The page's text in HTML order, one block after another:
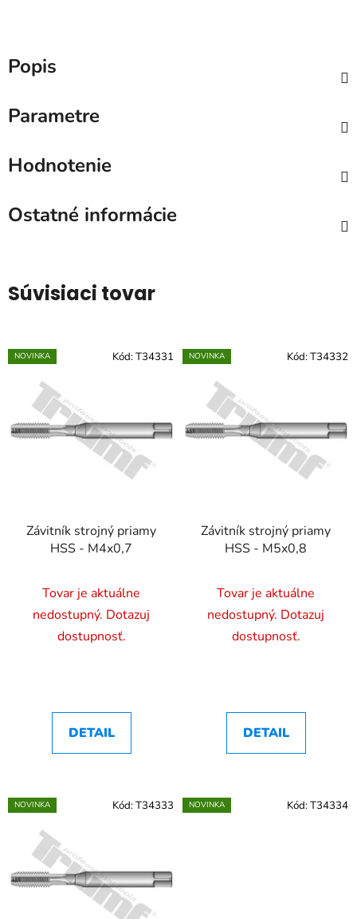
Popis
Parametre
Hodnotenie
Ostatné informácie
Súvisiaci tovar
NOVINKA
Závitník strojný priamy
HSS - M4x0,7
Tovar je aktuálne
nedostupný. Dotazuj
dostupnosť.
DETAIL
Kód:T34331 NOVINKA
Závitník strojný priamy
HSS - M5x0,8
Tovar je aktuálne
nedostupný. Dotazuj
dostupnosť.
DETAIL
Kód:T34332
NOVINKA Kód:T34333 NOVINKA Kód:T34334